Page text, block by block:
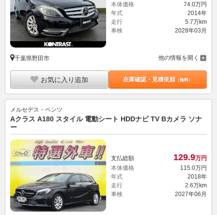
本体価格
74. 0万円
年式
2014年
走行
5.7万km
車検
2028年03月
千葉県野田市 他の情報を開く
お気に入り追加 在庫確認・見積依頼（無料）
メルセデス・ベンツ
Aクラス A180 スタイル 電動シート HDDナビ TV Bカメラ ソナ
ー
支払総額 129.9万円
本体価格
115.0万円
年式
2018年
走行
2.6万km
車検
2027年06月